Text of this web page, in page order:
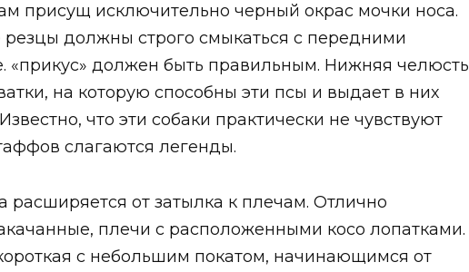
присущ исключительно черный окрас мочки носа.
резцы должны строго смыкаться с передними
«прикус» должен быть правильным. Нижняя челюсть
на которую способны эти псы и выдает в них
что эти собаки практически не чувствуют
слагаются легенды.
расширяется от затылка к плечам. Отлично
плечи с расположенными косо лопатками.
с небольшим покатом, начинающимся от